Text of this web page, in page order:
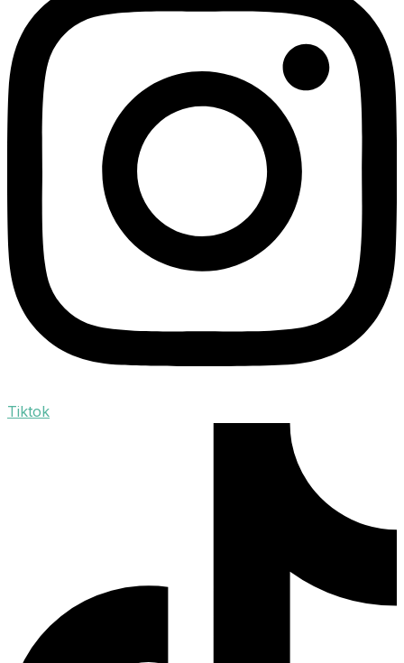
Tiktok